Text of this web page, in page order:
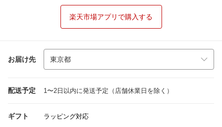
楽天市場アプリで購入する
お届け先
配送予定 1〜2日以内に発送予定（店舗休業日を除く）
ギフト ラッピング対応